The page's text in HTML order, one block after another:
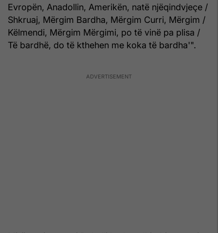
Evropën, Anadollin, Amerikën, natë njëqindvjeçe /
Shkruaj, Mërgim Bardha, Mërgim Curri, Mërgim /
Këlmendi, Mërgim Mërgimi, po të vinë pa plisa /
Të bardhë, do të kthehen me koka të bardha'".